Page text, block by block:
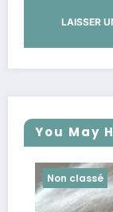
You May
Non classé